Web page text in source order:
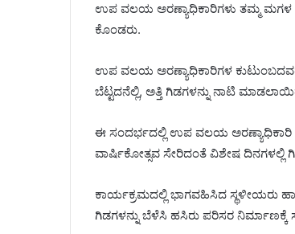
ಉಪ ವಲಯ ಅರಣ್ಯಾಧಿಕಾರಿಗಳು ತಮ್ಮ ಮಗಳ
ಕೊಂಡರು.
ಉಪ ವಲಯ ಅರಣ್ಯಾಧಿಕಾರಿಗಳ
ಬೆಟ್ಟದನೆಲ್ಲಿ, ಅತ್ತಿ ಗಿಡಗಳನ್ನು ನಾಟಿ
ಈ ಸಂದರ್ಭದಲ್ಲಿ ಉಪ ವಲಯ ಅರಣ್ಯಾಧಿಕಾರಿ
ವಾರ್ಷಿಕೋತ್ಸವ ಸೇರಿದಂತೆ ವಿಶೇಷ ದಿನಗಳಲ್ಲಿ
ಕಾರ್ಯಕ್ರಮದಲ್ಲಿ ಭಾಗವಹಿಸಿದ ಸ್ಥಳೀಯರು
ಗಿಡಗಳನ್ನು ಬೆಳೆಸಿ ಹಸಿರು ಪರಿಸರ ನಿರ್ಮಾಣಕ್ಕೆ